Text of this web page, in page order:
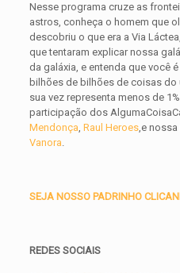
Nesse programacruze as
astros, conheça o homem que
descobriu o que era a Via
que tentaram explicar nossa
da galáxia, e entenda que você
bilhões de bilhões de coisas
sua vez representa menos de
participação dos
Mendonça,Raul Heroes,e
Vanora.
SEJA NOSSO PADRINHO
REDES SOCIAIS